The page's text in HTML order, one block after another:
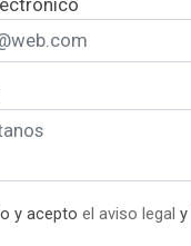
y acepto el aviso legal y